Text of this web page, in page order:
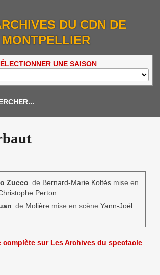
DU CDN DE
MONTPELLIER
UNE SAISON
Zucco de Bernard-Marie Koltèsmise en
Perton
de Molière mise en scène Yann-Joël
complète sur Les Archives du spectacle